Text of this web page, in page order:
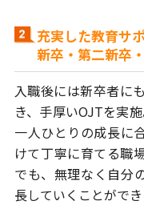
充実した教育サポ
新卒・第二新卒
入職後には新卒者に
き、手厚いOJTを実
一人ひとりの成長に
けて丁寧に育てる職
でも、 無理なく自分
長していくことができ